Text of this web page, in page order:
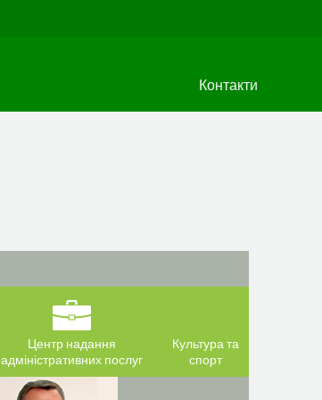
Контакти
Центр надання
адміністративних послуг
Культура та
спорт